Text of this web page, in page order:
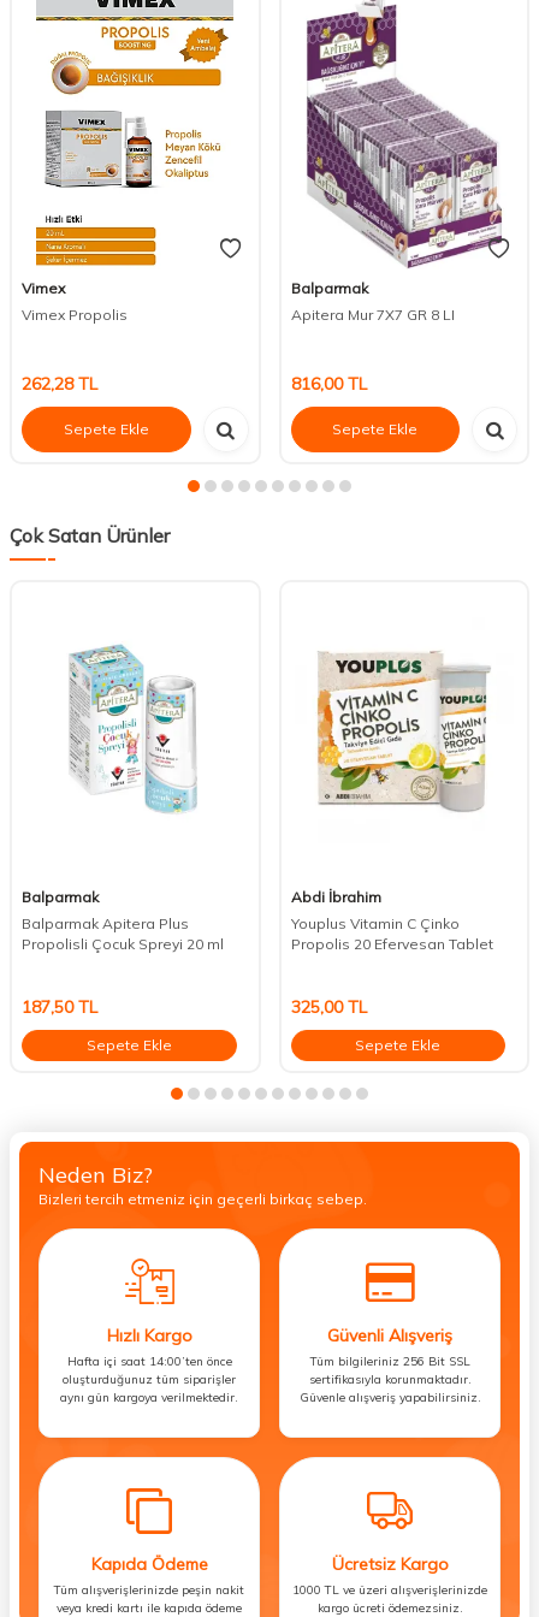
Vimex
Vimex Propolis
262,28TL
Sepete Ekle
Balparmak
Apitera Mur 7X7 GR 8 LI
816,00TL
Sepete Ekle
Çok Satan Ürünler
Balparmak
Balparmak Apitera Plus
Propolisli Çocuk Spreyi 20 ml
187,50TL
Sepete Ekle
Abdi İbrahim
Youplus Vitamin C Çinko
Propolis 20 Efervesan Tablet
325,00TL
Sepete Ekle
Neden Biz?
Bizleri tercih etmeniz için geçerli birkaç sebep.
Hızlı Kargo
Hafta içi saat 14:00’ten önce
oluşturduğunuz tüm siparişler
aynı gün kargoya verilmektedir.
Güvenli Alışveriş
Tüm bilgileriniz 256 Bit SSL
sertifikasıyla korunmaktadır.
Güvenle alışveriş yapabilirsiniz.
Kapıda Ödeme
Tüm alışverişlerinizde peşin nakit
veya kredi kartı ile kapıda ödeme
Ücretsiz Kargo
1000 TL ve üzeri alışverişlerinizde
kargo ücreti ödemezsiniz.